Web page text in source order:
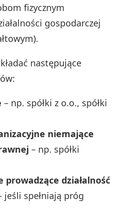
fizycznym
gospodarczej
następujące
– np. spółki z o.o., spółki
niemające
– np. spółki
prowadzące działalność
jeśli spełniają próg